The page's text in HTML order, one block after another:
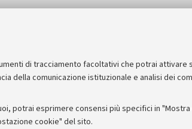
di tracciamento facoltativi che potrai attivare
della comunicazione istituzionale e analisi dei
potrai esprimere consensi più specifici in
cookie" del sito.
5 - Bologna) e per gli studenti